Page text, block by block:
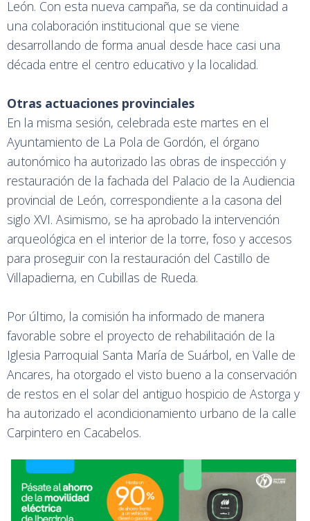
León. Con esta nueva campaña, se da continuidad a
una colaboración institucional que se viene
desarrollando de forma anual desde hace casi una
década entre el centro educativo y la localidad.
Otras actuaciones provinciales
En la misma sesión, celebrada este martes en el
Ayuntamiento de La Pola de Gordón, el órgano
autonómico ha autorizado las obras de inspección y
restauración de la fachada del Palacio de la Audiencia
provincial de León, correspondiente a la casona del
siglo XVI. Asimismo, se ha aprobado la intervención
arqueológica en el interior de la torre, foso y accesos
para proseguir con la restauración del Castillo de
Villapadierna, en Cubillas de Rueda.
Por último, la comisión ha informado de manera
favorable sobre el proyecto de rehabilitación de la
Iglesia Parroquial Santa María de Suárbol, en Valle de
Ancares, ha otorgado el visto bueno a la conservación
de restos en el solar del antiguo hospicio de Astorga y
ha autorizado el acondicionamiento urbano de la calle
Carpintero en Cacabelos.